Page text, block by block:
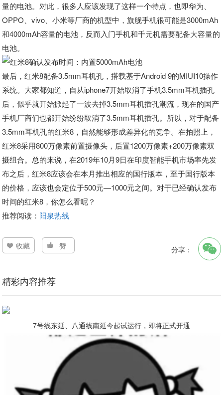
量的电池。对此，很多人应该发现了这样一个特点，也即华为、
OPPO、vivo、小米等厂商的机型中，旗舰手机很可能是3000mAh
和4000mAh容量的电池，反而入门手机和千元机需要配备大容量的
电池。
最后，红米8配备3.5mm耳机孔，搭载基于Android 9的MIUI10操作
系统。大家都知道，自从iphone7开始取消了手机3.5mm耳机插孔
后，似乎就开始掀起了一波去掉3.5mm耳机插孔潮流，现在的国产
手机厂商们也都开始纷纷取消了3.5mm耳机插孔。所以，对于配备
3.5mm耳机孔的红米8，自然能够形成差异化的竞争。在拍照上，
红米8采用800万像素前置摄像头，后置1200万像素+200万像素双
摄组合。总的来说，在2019年10月9日在印度智能手机市场率先发
布之后，红米8应该会在本月推出相应的国行版本，至于国行版本
的价格，应该也会定位于500元—1000元之间。对于已经确认发布
时间的红米8，你怎么看呢？
推荐阅读： 阳泉热线
收藏 赞 分享：
精彩内容推荐
7号线东延、八通线南延今起试运行，即将正式开通